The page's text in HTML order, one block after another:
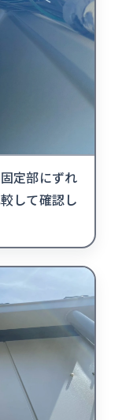
定部にずれ
して確認し